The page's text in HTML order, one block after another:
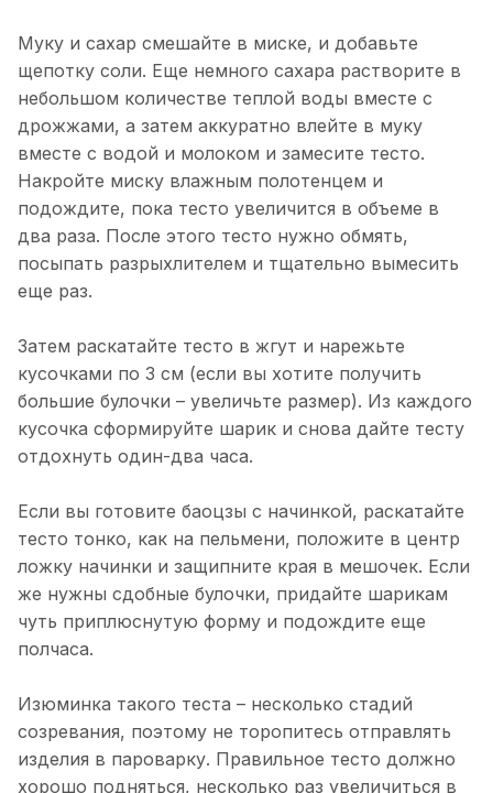
Муку и сахар смешайте в миске, и добавьте
щепотку соли. Еще немного сахара растворите в
небольшом количестве теплой воды вместе с
дрожжами, а затем аккуратно влейте в муку
вместе с водой и молоком и замесите тесто.
Накройте миску влажным полотенцем и
подождите, пока тесто увеличится в объеме в
два раза. После этого тесто нужно обмять,
посыпать разрыхлителем и тщательно вымесить
еще раз.
Затем раскатайте тесто в жгут и нарежьте
кусочками по 3 см (если вы хотите получить
большие булочки – увеличьте размер). Из каждого
кусочка сформируйте шарик и снова дайте тесту
отдохнуть один-два часа.
Если вы готовите баоцзы с начинкой, раскатайте
тесто тонко, как на пельмени, положите в центр
ложку начинки и защипните края в мешочек. Если
же нужны сдобные булочки, придайте шарикам
чуть приплюснутую форму и подождите еще
полчаса.
Изюминка такого теста – несколько стадий
созревания, поэтому не торопитесь отправлять
изделия в пароварку. Правильное тесто должно
хорошо подняться, несколько раз увеличиться в